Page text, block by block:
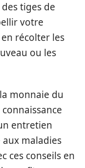
tiges de
votre
récolter les
ou les
monnaie du
entretien
maladies
ces conseils en